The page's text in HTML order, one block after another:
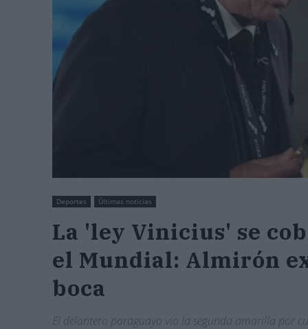
Deportes Últimas noticias
La 'ley Vinicius' se
el Mundial: Almirón
boca
El delantero paraguayo vio la segunda amarilla por